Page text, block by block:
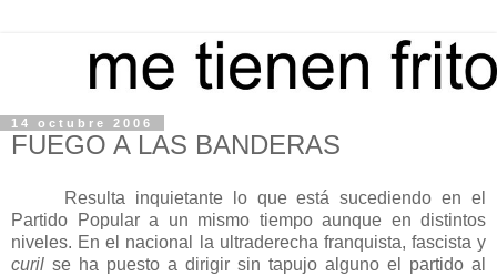
14 octubre 2006
FUEGO A LAS BANDERAS
Resulta inquietante lo que está sucediendo en el
Partido Popular a un mismo tiempo aunque en distintos
niveles. En el nacional la ultraderecha franquista, fascista y
curil se ha puesto a dirigir sin tapujo alguno el partido al